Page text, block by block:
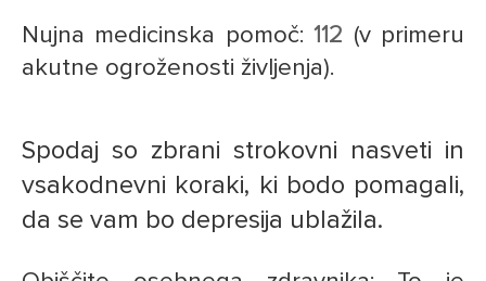
Nujna medicinska pomoč:112 (v primeru
akutne ogroženosti življenja).
Spodaj so zbrani strokovni nasveti in
vsakodnevni koraki, ki bodo pomagali,
da se vam bo depresija ublažila.